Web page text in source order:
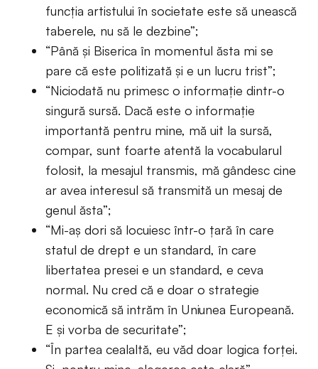
funcţia artistului în societate este să unească
taberele, nu să le dezbine”;
“Până şi Biserica în momentul ăsta mi se
pare că este politizată şi e un lucru trist”;
“Niciodată nu primesc o informaţie dintr-o
singură sursă. Dacă este o informaţie
importantă pentru mine, mă uit la sursă,
compar, sunt foarte atentă la vocabularul
folosit, la mesajul transmis, mă gândesc cine
ar avea interesul să transmită un mesaj de
genul ăsta”;
“Mi-aş dori să locuiesc într-o ţară în care
statul de drept e un standard, în care
libertatea presei e un standard, e ceva
normal. Nu cred că e doar o strategie
economică să intrăm în Uniunea Europeană.
E și vorba de securitate”;
“În partea cealaltă, eu văd doar logica forței.